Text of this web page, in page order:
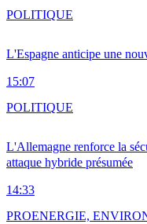
L'Espagne anticipe une
15:07
POLITIQUE
L'Allemagne renforce la
attaque hybride présumée
14:33
POLITIQUE
PROENERGIE,